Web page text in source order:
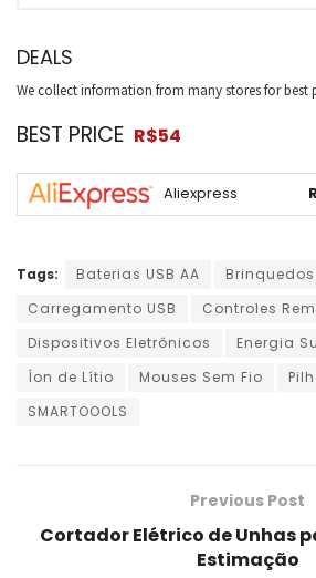
DEALS
We collect information from many stores for best
BEST PRICE R$54
Aliexpress
Tags: Baterias USB AA
Carregamento USB
Controles
Dispositivos Eletrônicos
Energia
Íon de Lítio
Mouses Sem Fio
SMARTOOOLS
Previous Post
Cortador Elétrico de Unhas
Estimação